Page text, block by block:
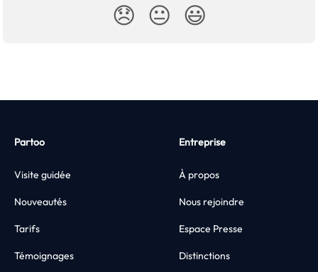
😞 😐 😃
Partoo
Visite guidée
Nouveautés
Tarifs
Témoignages
Entreprise
À propos
Nous rejoindre
Espace Presse
Distinctions